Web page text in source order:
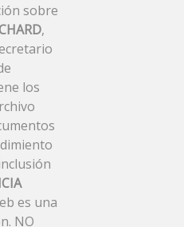
sobre
,
los
es una
NO